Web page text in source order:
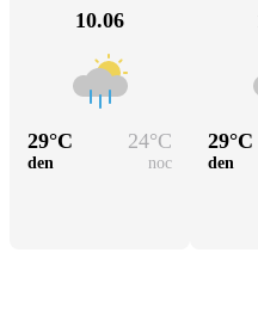
10.06
29°C 24°C
den noc
29°C
den